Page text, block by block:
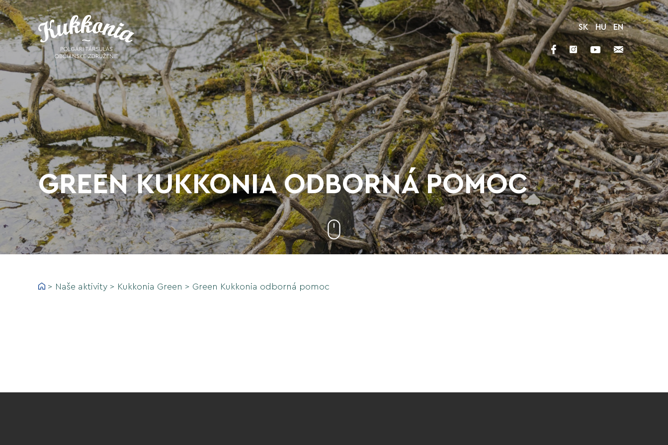
GREEN KUKKONIA ODBORNÁ POMOC
SK HU EN
> Naše aktivity > Kukkonia Green > Green Kukkonia odborná pomoc